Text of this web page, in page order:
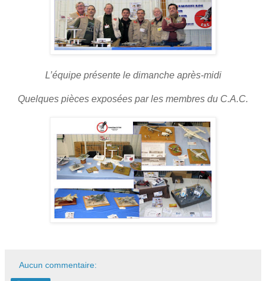
L’équipe présente le dimanche après-midi
Quelques pièces exposées par les membres du C.A.C.
Aucun commentaire: